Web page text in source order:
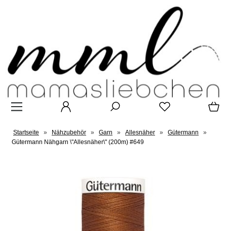
Startseite » Nähzubehör » Garn » Allesnäher » Gütermann
»
Gütermann Nähgarn \"Allesnäher\" (200m) #649